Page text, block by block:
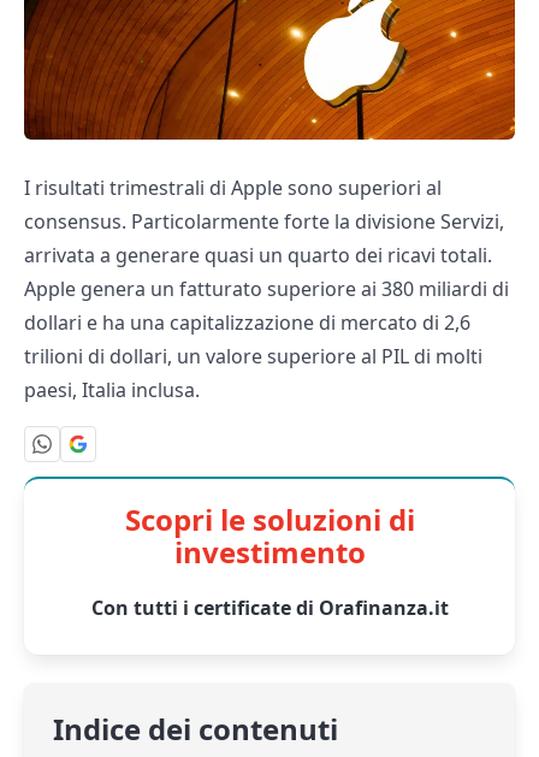
I risultati trimestrali di Apple sono superiori al
consensus. Particolarmente forte la divisione Servizi,
arrivata a generare quasi un quarto dei ricavi totali.
Apple genera un fatturato superiore ai 380 miliardi di
dollari e ha una capitalizzazione di mercato di 2,6
trilioni di dollari, un valore superiore al PIL di molti
paesi, Italia inclusa.
Scopri le soluzioni di
investimento
Con tutti i certificate di Orafinanza.it
Indice dei contenuti